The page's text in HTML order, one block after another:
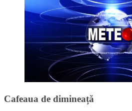
Cafeaua de dimineață